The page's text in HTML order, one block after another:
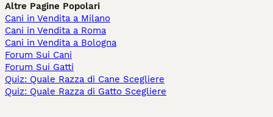
Altre Pagine Popolari
Cani in Vendita a Milano
Cani in Vendita a Roma
Cani in Vendita a Bologna
Forum Sui Cani
Forum Sui Gatti
Quiz: Quale Razza di Cane Scegliere
Quiz: Quale Razza di Gatto Scegliere